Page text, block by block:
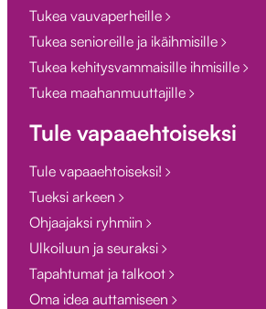
Tukea vauvaperheille
Tukea senioreille ja ikäihmisille
Tukea kehitysvammaisille ihmisille
Tukea maahanmuuttajille
Tule vapaaehtoiseksi
Tule vapaaehtoiseksi!
Tueksi arkeen
Ohjaajaksi ryhmiin
Ulkoiluun ja seuraksi
Tapahtumat ja talkoot
Oma idea auttamiseen